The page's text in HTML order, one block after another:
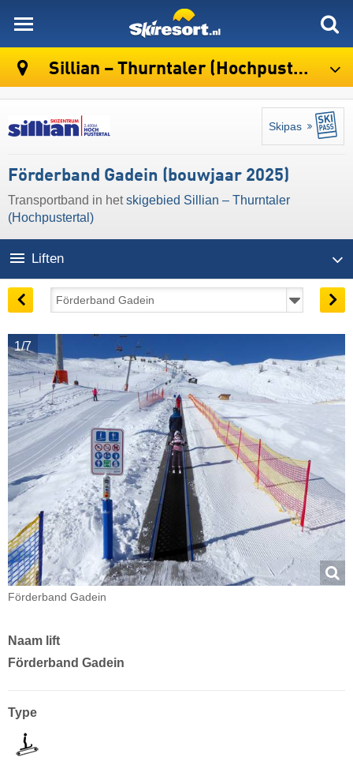
Sillian – Thurntaler (Hochpustertal)
Skipas
Förderband Gadein (bouwjaar 2025)
Transportband in hetskigebied Sillian – Thurntaler
(Hochpustertal)
Liften
1/7
Förderband Gadein
Naam lift
Förderband Gadein
Type